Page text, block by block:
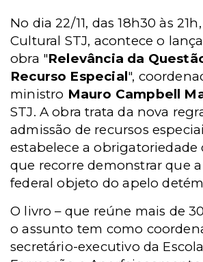
No dia 22/11, das 18h30 às
Cultural STJ, acontece o
obra "Relevância da
Recurso Especial",
ministro Mauro Campbell
STJ. A obra trata da nova
admissão de recursos
estabelece a obrigatoriedade
que recorre demonstrar que
federal objeto do apelo
O livro – que reúne mais de
o assunto tem como
secretário-executivo da